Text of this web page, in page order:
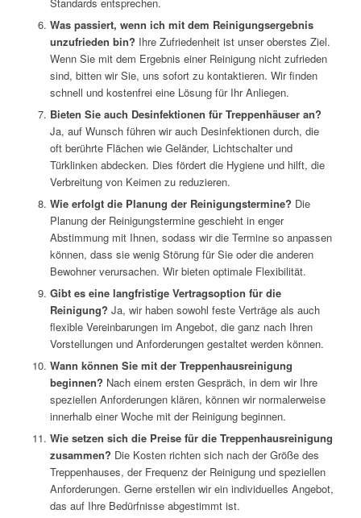
Was passiert, wenn ich mit dem Reinigungsergebnis
unzufrieden bin? Ihre Zufriedenheit ist unser oberstes Ziel.
Wenn Sie mit dem Ergebnis einer Reinigung nicht zufrieden
sind, bitten wir Sie, uns sofort zu kontaktieren. Wir finden
schnell und kostenfrei eine Lösung für Ihr Anliegen.
Bieten Sie auch Desinfektionen für Treppenhäuser an?
Ja, auf Wunsch führen wir auch Desinfektionen durch, die
oft berührte Flächen wie Geländer, Lichtschalter und
Türklinken abdecken. Dies fördert die Hygiene und hilft, die
Verbreitung von Keimen zu reduzieren.
Wie erfolgt die Planung der Reinigungstermine? Die
Planung der Reinigungstermine geschieht in enger
Abstimmung mit Ihnen, sodass wir die Termine so anpassen
können, dass sie wenig Störung für Sie oder die anderen
Bewohner verursachen. Wir bieten optimale Flexibilität.
Gibt es eine langfristige Vertragsoption für die
Reinigung? Ja, wir haben sowohl feste Verträge als auch
flexible Vereinbarungen im Angebot, die ganz nach Ihren
Vorstellungen und Anforderungen gestaltet werden können.
Wann können Sie mit der Treppenhausreinigung
beginnen? Nach einem ersten Gespräch, in dem wir Ihre
speziellen Anforderungen klären, können wir normalerweise
innerhalb einer Woche mit der Reinigung beginnen.
Wie setzen sich die Preise für die Treppenhausreinigung
zusammen? Die Kosten richten sich nach der Größe des
Treppenhauses, der Frequenz der Reinigung und speziellen
Anforderungen. Gerne erstellen wir ein individuelles Angebot,
das auf Ihre Bedürfnisse abgestimmt ist.